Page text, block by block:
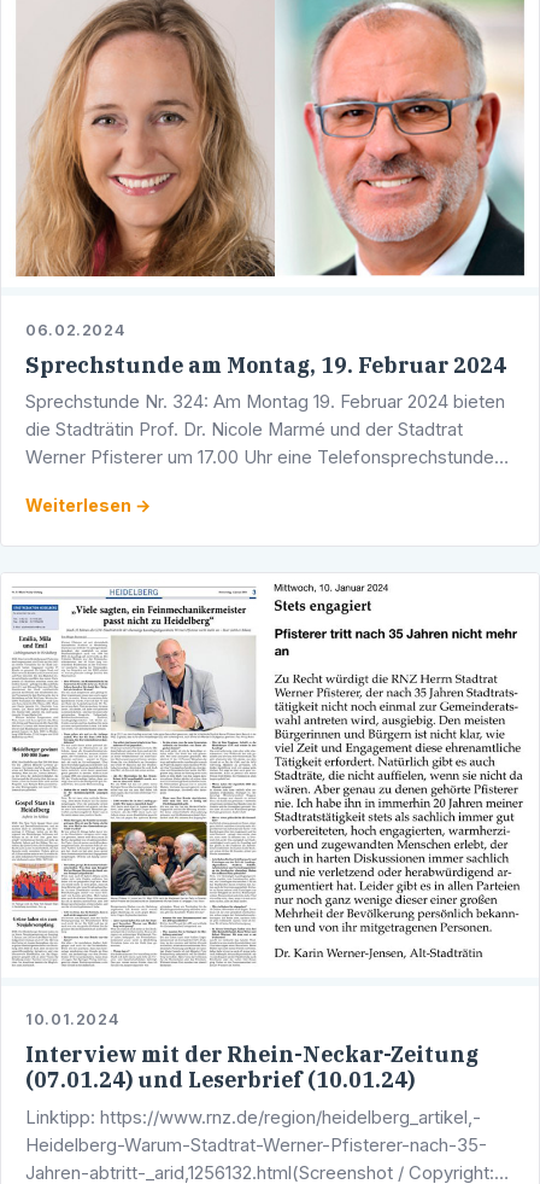
06.02.2024
Sprechstunde am Montag, 19. Februar 2024
Sprechstunde Nr. 324: Am Montag 19. Februar 2024 bieten
die Stadträtin Prof. Dr. Nicole Marmé und der Stadtrat
Werner Pfisterer um 17.00 Uhr eine Telefonsprechstunde
Weiterlesen →
10.01.2024
Interview mit der Rhein-Neckar-Zeitung
(07.01.24) und Leserbrief (10.01.24)
Linktipp: https://www.rnz.de/region/heidelberg_artikel,-
Heidelberg-Warum-Stadtrat-Werner-Pfisterer-nach-35-
Jahren-abtritt-_arid,1256132.html(Screenshot / Copyright: